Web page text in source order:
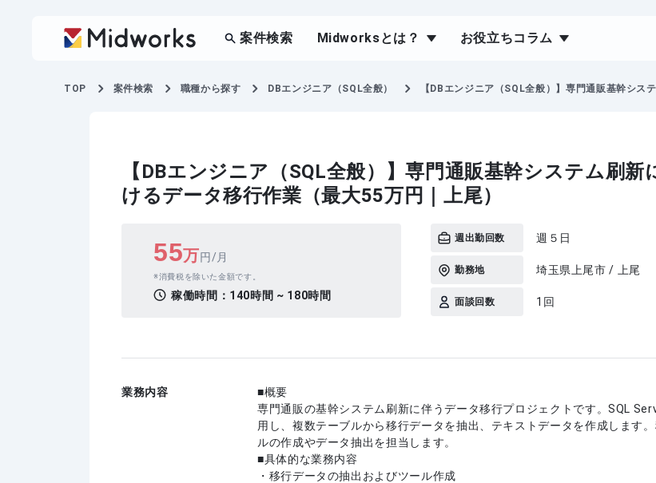
案件検索 Midworksとは？ お役立ちコラム
TOP 案件検索 職種から探す DBエンジニア（SQL全般） 【DBエンジニア（SQL全般）】専門通販基幹シス
【DBエンジニア（SQL全般）】専門通販基幹システム刷新
けるデータ移行作業（最大55万円｜上尾）
55万円/月
消費税を除いた金額です。
稼働時間： 140時間 ~ 180時間
週出勤回数 週５日
勤務地 埼玉県上尾市 / 上尾
面談回数 1回
業務内容
■概要
専門通販の基幹システム刷新に伴うデータ移行プロジェクトです。SQL
用し、複数テーブルから移行データを抽出、テキストデータを作成します
ルの作成やデータ抽出を担当します。
■具体的な業務内容
・移行データの抽出およびツール作成